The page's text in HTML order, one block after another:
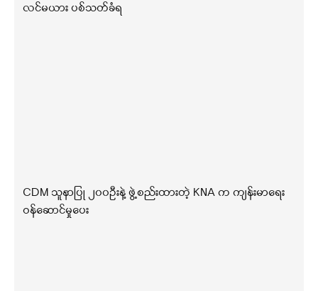
လင်မယား ပစ်သတ်ခံရ
CDM သူနာပြု ၂၀၀ဦးနဲ့ ဖွဲ့စည်းထားတဲ့ KNA က ကျန်းမာရေး
ဝန်ဆောင်မှုပေး